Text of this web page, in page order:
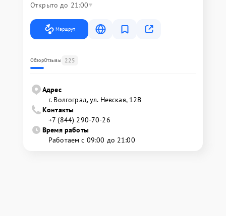
Открыто до 21:00
Маршрут
ОбзорОтзывы 225
Адрес
г. Волгоград, ул. Невская, 12В
Контакты
+7 (844) 290-70-26
Время работы
Работаем с 09:00 до 21:00